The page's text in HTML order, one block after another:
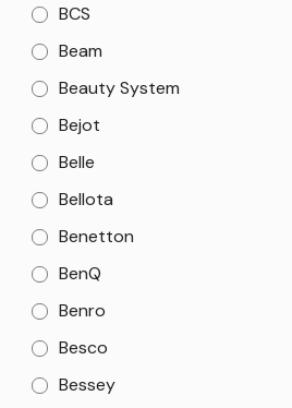
BCS
Beam
Beauty System
Bejot
Belle
Bellota
Benetton
BenQ
Benro
Besco
Bessey